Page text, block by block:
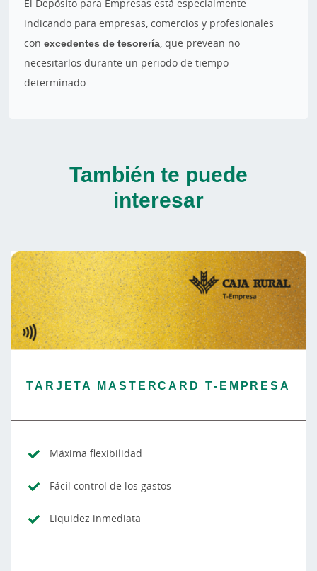
El Depósito para Empresas está especialmente
indicando para empresas, comercios y profesionales
conexcedentes de tesorería, que prevean no
necesitarlos durante un periodo de tiempo
determinado.
También te puede
interesar
TARJETA MASTERCARD T-EMPRESA
Máxima flexibilidad
Fácil control de los gastos
Liquidez inmediata